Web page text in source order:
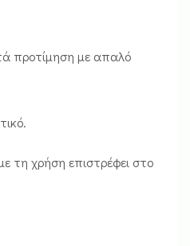
προτίμηση με απαλό
τη χρήση επιστρέφει στο